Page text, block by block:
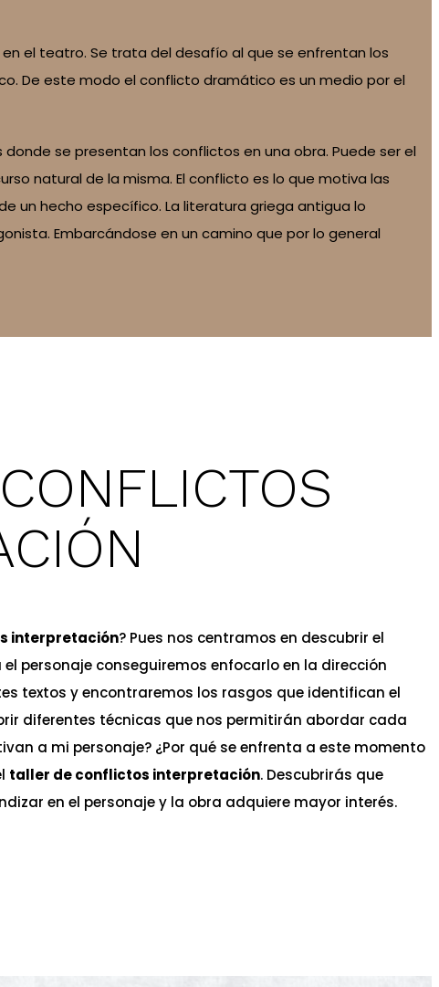
el teatro. Se trata del desafío al que se enfrentan los
De este modo el conflicto dramático es un medio por el
donde se presentan los conflictos en una obra. Puede ser el
natural de la misma. El conflicto es lo que motiva las
un hecho específico. La literatura griega antigua lo
Embarcándose en un camino que por lo general
interpretación? Pues nos centramos en descubrir el
personaje conseguiremos enfocarlo en la dirección
textos y encontraremos los rasgos que identifican el
diferentes técnicas que nos permitirán abordar cada
a mi personaje? ¿Por qué se enfrenta a este momento
taller de conflictos interpretación. Descubrirás que
en el personaje y la obra adquiere mayor interés.